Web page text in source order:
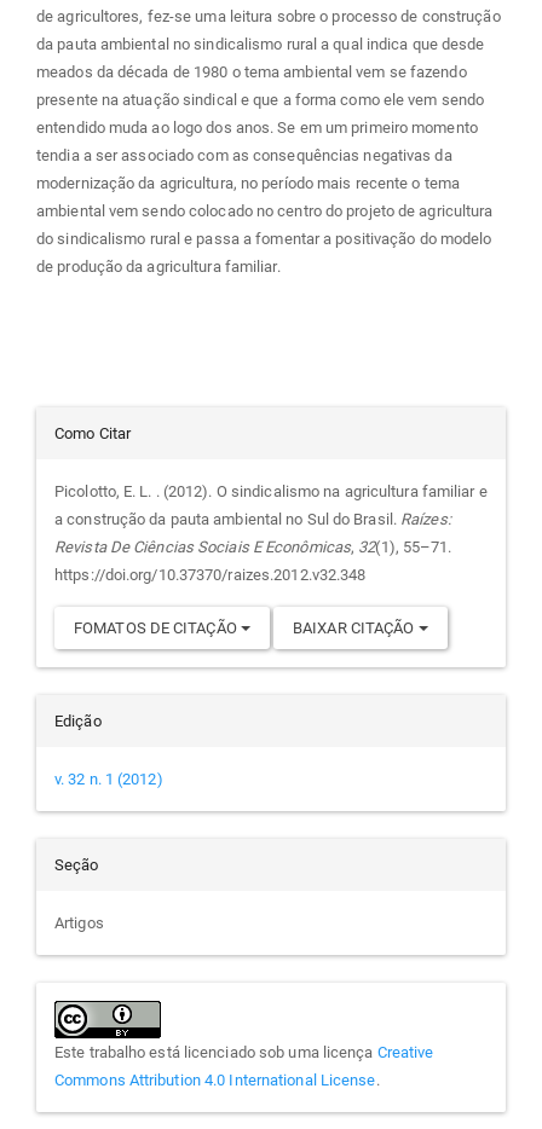
de agricultores, fez-se uma leitura sobre o processo de construção
da pauta ambiental no sindicalismo rural a qual indica que desde
meados da década de 1980 o tema ambiental vem se fazendo
presente na atuação sindical e que a forma como ele vem sendo
entendido muda ao logo dos anos. Se em um primeiro momento
tendia a ser associado com as consequências negativas da
modernização da agricultura, no período mais recente o tema
ambiental vem sendo colocado no centro do projeto de agricultura
do sindicalismo rural e passa a fomentar a positivação do modelo
de produção da agricultura familiar.
Detalhes
do
artigo
Como Citar
Picolotto, E. L. . (2012). O sindicalismo na agricultura familiar e
a construção da pauta ambiental no Sul do Brasil. Raízes:
Revista De Ciências Sociais E Econômicas, 32(1), 55–71.
https://doi.org/10.37370/raizes.2012.v32.348
FOMATOS DE CITAÇÃO BAIXAR CITAÇÃO
Edição
v. 32 n. 1 (2012)
Seção
Artigos
Este trabalho está licenciado sob uma licença Creative
Commons Attribution 4.0 International License.